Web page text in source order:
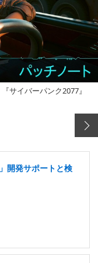
サイバーパンク2077』
開発サポートと検